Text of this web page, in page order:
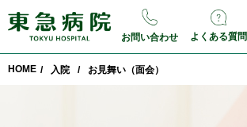
お問い合わせ よくある質問
HOME / 入院 / お⾒舞い（面会）